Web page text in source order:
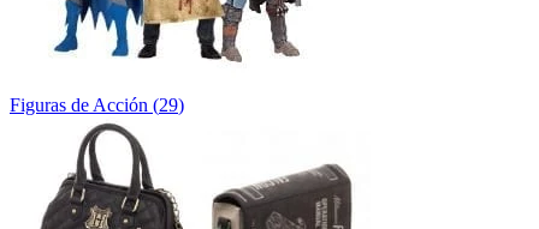
Figuras de Acción (29)